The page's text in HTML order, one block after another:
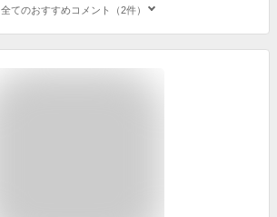
全てのおすすめコメント（2件）